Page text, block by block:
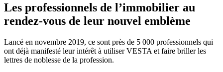
Les professionnels de l’immobilier au
rendez-vous de leur nouvel emblème
Lancé en novembre 2019, ce sont près de 5 000 professionnels qui
ont déjà manifesté leur intérêt à utiliser VESTA et faire briller les
lettres de noblesse de la profession.